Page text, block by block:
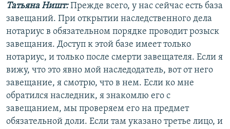
Татьяна Ништ:Прежде всего, у нас сейчас есть база
завещаний. При открытии наследственного дела
нотариус в обязательном порядке проводит розыск
завещания. Доступ к этой базе имеет только
нотариус, и только после смерти завещателя. Если я
вижу, что это явно мой наследодатель, вот от него
завещание, я смотрю, что в нем. Если ко мне
обратился наследник, я знакомлю его с
завещанием, мы проверяем его на предмет
обязательной доли. Если там указано третье лицо, и